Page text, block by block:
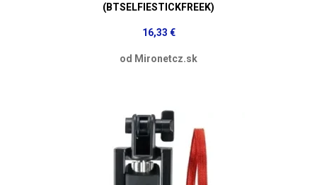
(BTSELFIESTICKFREEK)
16,33 €
od Mironetcz.sk